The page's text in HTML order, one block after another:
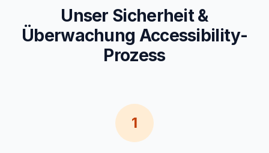
Unser Sicherheit &
Überwachung Accessibility-
Prozess
1